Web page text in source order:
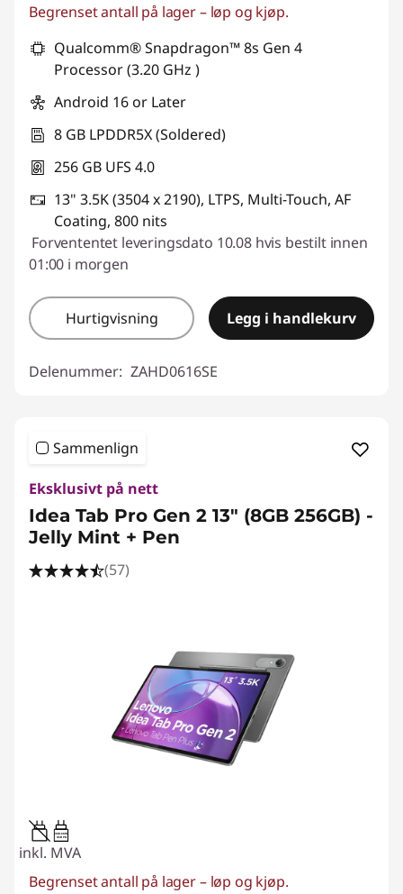
Begrenset antall på lager – løp og kjøp.
Qualcomm® Snapdragon™ 8s Gen 4
Processor (3.20 GHz )
Android 16 or Later
8 GB LPDDR5X (Soldered)
256 GB UFS 4.0
13" 3.5K (3504 x 2190), LTPS, Multi-Touch, AF
Coating, 800 nits
Forvententet leveringsdato 10.08 hvis bestilt innen
01:00 i morgen
Hurtigvisning Legg i handlekurv
Delenummer: ZAHD0616SE
Sammenlign
Eksklusivt på nett
Idea Tab Pro Gen 2 13" (8GB 256GB) -
Jelly Mint + Pen
(57)
20W-60W
USB PD
inkl. MVA
Begrenset antall på lager – løp og kjøp.